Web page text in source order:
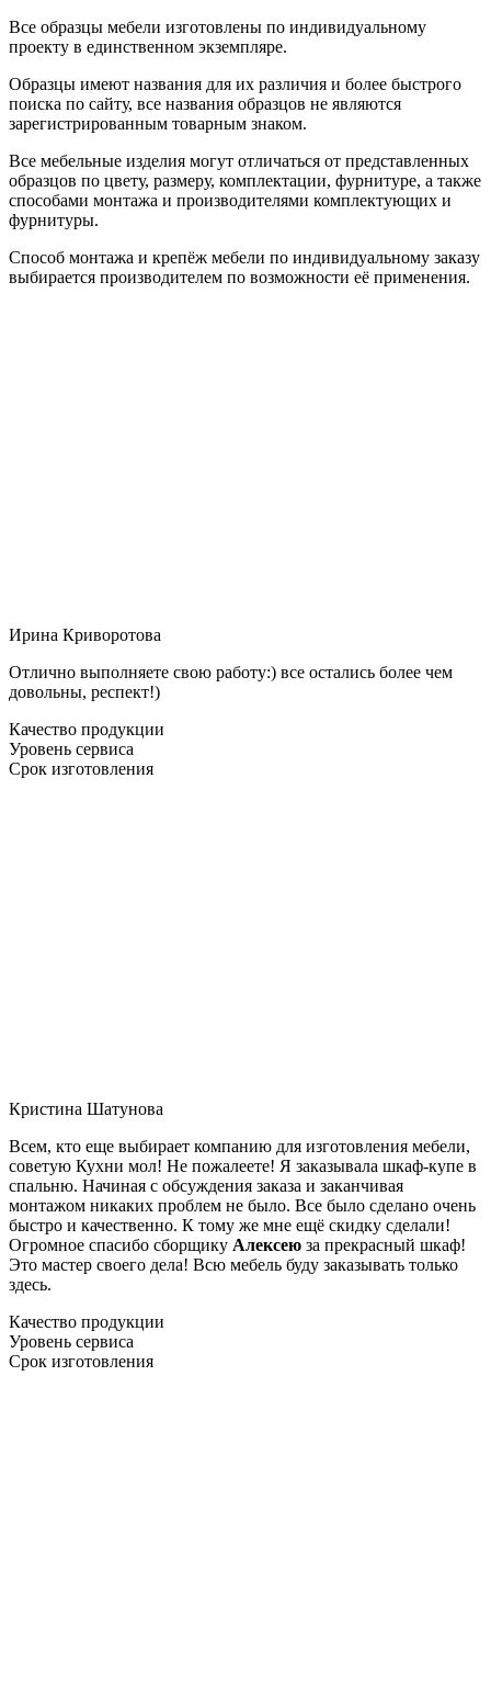
Все образцы мебели изготовлены по индивидуальному
проекту в единственном экземпляре.
Образцы имеют названия для их различия и более быстрого
поиска по сайту, все названия образцов не являются
зарегистрированным товарным знаком.
Все мебельные изделия могут отличаться от представленных
образцов по цвету, размеру, комплектации, фурнитуре, а также
способами монтажа и производителями комплектующих и
фурнитуры.
Способ монтажа и крепёж мебели по индивидуальному заказу
выбирается производителем по возможности её применения.
Ирина Криворотова
Отлично выполняете свою работу:) все остались более чем
довольны, респект!)
Качество продукции
Уровень сервиса
Срок изготовления
Кристина Шатунова
Всем, кто еще выбирает компанию для изготовления мебели,
советую Кухни мол! Не пожалеете! Я заказывала шкаф-купе в
спальню. Начиная с обсуждения заказа и заканчивая
монтажом никаких проблем не было. Все было сделано очень
быстро и качественно. К тому же мне ещё скидку сделали!
Огромное спасибо сборщику Алексею за прекрасный шкаф!
Это мастер своего дела! Всю мебель буду заказывать только
здесь.
Качество продукции
Уровень сервиса
Срок изготовления